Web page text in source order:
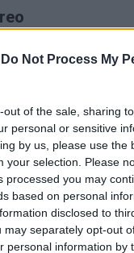
Do Not Process My
out of the sale, sharing
personal or sensitive
by us, please use the
your selection. Please
processed you may
based on personal
disclosed to
may separately opt-out
personal information by